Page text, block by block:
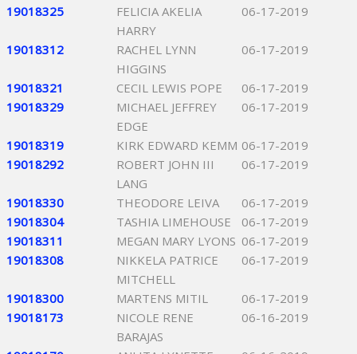
19018325
FELICIA AKELIA
HARRY
06-17-2019
19018312
RACHEL LYNN
HIGGINS
06-17-2019
19018321 CECIL LEWIS POPE
06-17-2019
19018329
MICHAEL JEFFREY
EDGE
06-17-2019
19018319 KIRK EDWARD KEMM 06-17-2019
19018292
ROBERT JOHN III
LANG
06-17-2019
19018330 THEODORE LEIVA
06-17-2019
19018304
TASHIA LIMEHOUSE
06-17-2019
19018311
MEGAN MARY LYONS 06-17-2019
19018308
NIKKELA PATRICE
MITCHELL
06-17-2019
19018300 MARTENS MITIL
06-17-2019
19018173
NICOLE RENE
BARAJAS
06-16-2019